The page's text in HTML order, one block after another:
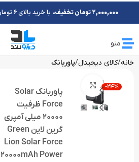
منو
خانه کالای دیجیتال پاوربانک
-24%
پاوربانک Solar
Force ظرفیت
20000 میلی آمپری
گرین لاین Green
Lion Solar Force
20000mAh Power
2,000,000 تومان تخفیف، با خرید بالای 6 تومان از دیجی پی